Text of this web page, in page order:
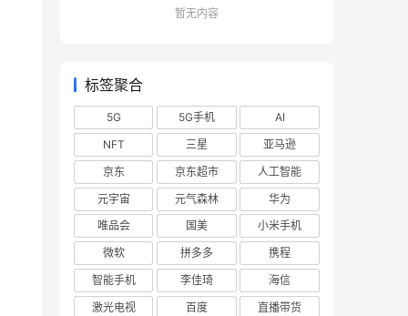
暂无内容
标签聚合
5G 5G手机
AI
NFT
三星
亚马逊
京东
京东超市
人工智能
元宇宙
元气森林
华为
唯品会
国美
小米手机
微软
拼多多
携程
智能手机
李佳琦
海信
激光电视
百度
直播带货